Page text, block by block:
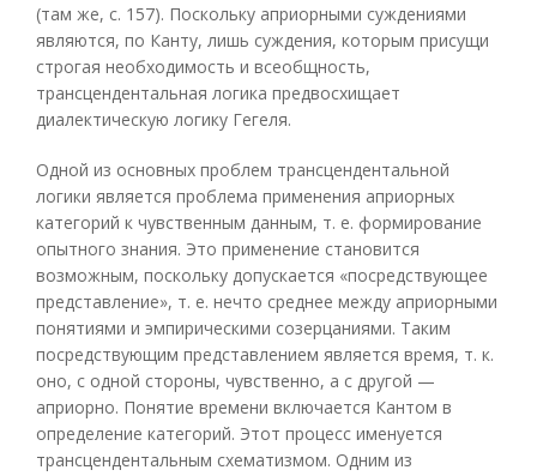
(там же, с. 157). Поскольку априорными суждениями
являются, по Канту, лишь суждения, которым присущи
строгая необходимость и всеобщность,
трансцендентальная логика предвосхищает
диалектическую логику Гегеля.
Одной из основных проблем трансцендентальной
логики является проблема применения априорных
категорий к чувственным данным, т. е. формирование
опытного знания. Это применение становится
возможным, поскольку допускается «посредствующее
представление», т. е. нечто среднее между априорными
понятиями и эмпирическими созерцаниями. Таким
посредствующим представлением является время, т. к.
оно, с одной стороны, чувственно, а с другой —
априорно. Понятие времени включается Кантом в
определение категорий. Этот процесс именуется
трансцендентальным схематизмом. Одним из